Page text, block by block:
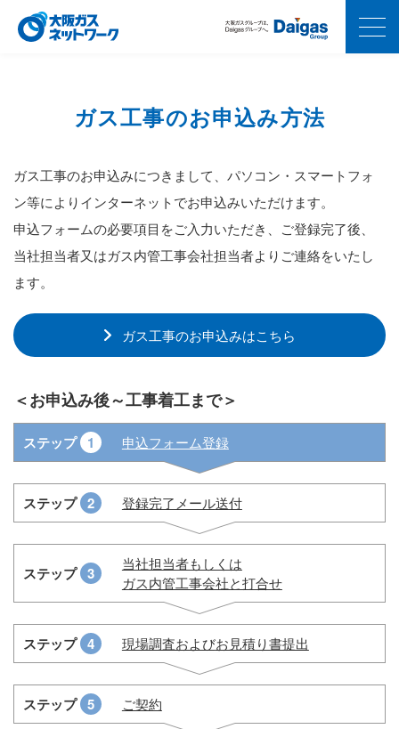
ガス工事のお申込み方法
ガス工事のお申込みにつきまして、パソコン・スマートフォ
ン等によりインターネットでお申込みいただけます。
申込フォームの必要項目をご入力いただき、ご登録完了後、
当社担当者又はガス内管工事会社担当者よりご連絡をいたし
ます。
ガス工事のお申込みはこちら
＜お申込み後～工事着工まで＞
ステップ 1 申込フォーム登録
ステップ 2 登録完了メール送付
ステップ 3
当社担当者もしくは
ガス内管工事会社と打合せ
ステップ 4 現場調査およびお見積り書提出
ステップ 5 ご契約